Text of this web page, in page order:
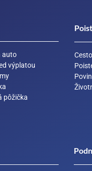
auto
výplatou
pôžička